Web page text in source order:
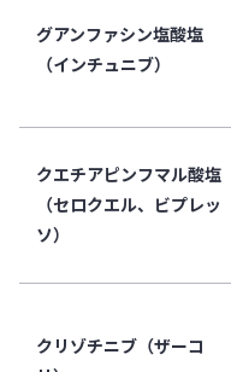
グアンファシン塩酸塩
（インチュニブ）
クエチアピンフマル酸塩
（セロクエル、ビプレッ
ソ）
クリゾチニブ（ザーコ